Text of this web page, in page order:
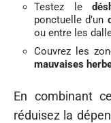
Testez le
ponctuelle d’un
ou entre les
Couvrez les
mauvaises
En combinant
réduisez la